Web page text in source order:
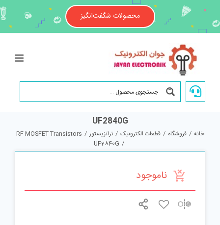
content
محصولات شگفت‌انگیز
UF2840G
خانه / فروشگاه / قطعات الکترونیک / ترانزیستور /
RF MOSFET Transistors
/
UF2840G
ناموجود